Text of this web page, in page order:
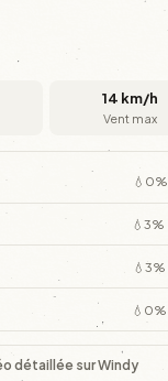
14 km/h
Vent max
💧0%
💧3%
💧3%
💧0%
détaillée sur Windy